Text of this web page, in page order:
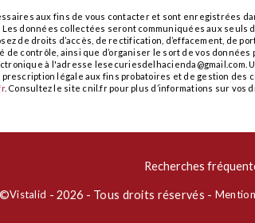
aux fins de vous contacter et sont enregistrées
données collectées seront communiquées aux
de droits d’accès, de rectification, d’effacement, de
contrôle, ainsi que d’organiser le sort de vos
à l'adresse
légale aux fins probatoires et de gestion
. Consultez le site cnil.fr pour plus d’informations sur vos
Recherches
©Vistalid - 2026 - Tous droits réservés -